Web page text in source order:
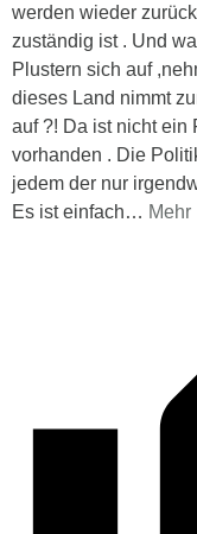
werden wieder
zuständig ist . Und
Plustern sich auf
dieses Land nimmt
auf ?! Da ist nicht ein
vorhanden . Die
jedem der nur
Es ist einfach… Mehr